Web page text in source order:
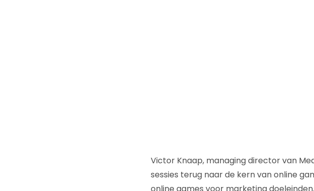
Victor Knaap, managing director van
sessies terug naar de kern van online
online games voor marketing